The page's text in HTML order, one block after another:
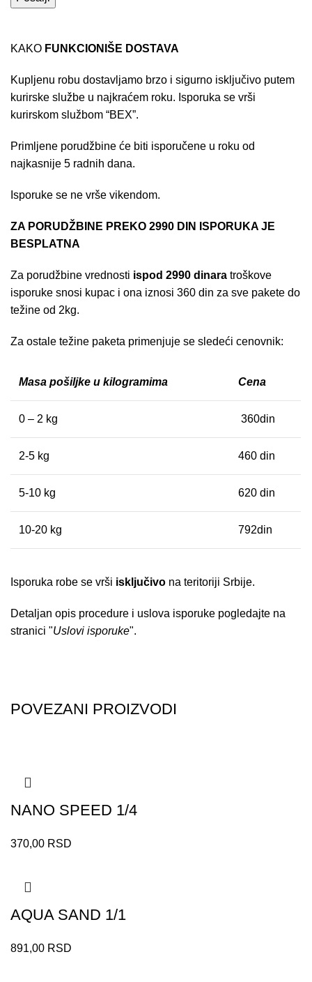
KAKO FUNKCIONIŠE DOSTAVA
Kupljenu robu dostavljamo brzo i sigurno isključivo putem
kurirske službe u najkraćem roku. Isporuka se vrši
kurirskom službom “BEX”.
Primljene porudžbine će biti isporučene u roku od
najkasnije 5 radnih dana.
Isporuke se ne vrše vikendom.
ZA PORUDŽBINE PREKO 2990 DIN ISPORUKA JE
BESPLATNA
Za porudžbine vrednosti ispod 2990 dinara troškove
isporuke snosi kupac i ona iznosi 360 din za sve pakete do
težine od 2kg.
Za ostale težine paketa primenjuje se sledeći cenovnik:
Masa pošiljke u kilogramima Cena
0 – 2 kg 360din
2-5 kg 460 din
5-10 kg 620 din
10-20 kg 792din
Isporuka robe se vrši isključivo na teritoriji Srbije.
Detaljan opis procedure i uslova isporuke pogledajte na
stranici "Uslovi isporuke".
POVEZANI PROIZVODI
NANO SPEED 1/4
370,00 RSD
AQUA SAND 1/1
891,00 RSD